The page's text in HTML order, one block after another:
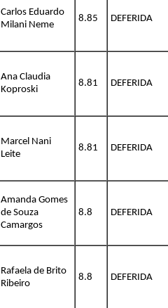
Carlos Eduardo
Milani Neme
8.85 DEFERIDA
Ana Claudia
Koproski
8.81 DEFERIDA
Marcel Nani
Leite
8.81 DEFERIDA
Amanda Gomes
de Souza
Camargos
8.8 DEFERIDA
Rafaela de Brito
Ribeiro
8.8 DEFERIDA